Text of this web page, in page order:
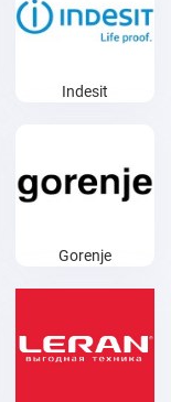
Indesit
Gorenje